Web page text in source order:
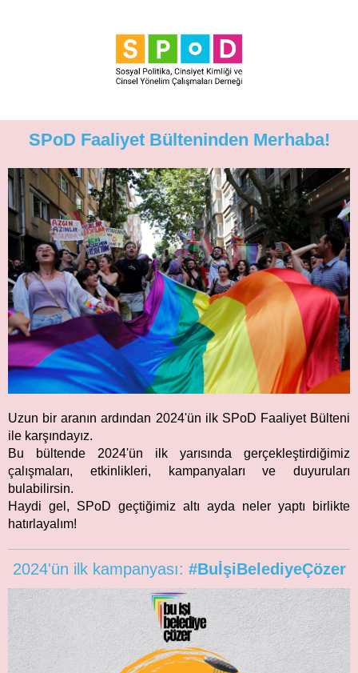
SPoD Faaliyet Bülteninden Merhaba!
Uzun bir aranın ardından 2024'ün ilk SPoD Faaliyet Bülteni
ile karşındayız.
Bu bültende 2024'ün ilk yarısında gerçekleştirdiğimiz
çalışmaları, etkinlikleri, kampanyaları ve duyuruları
bulabilirsin.
Haydi gel, SPoD geçtiğimiz altı ayda neler yaptı birlikte
hatırlayalım!
2024'ün ilk kampanyası: #BuİşiBelediyeÇözer